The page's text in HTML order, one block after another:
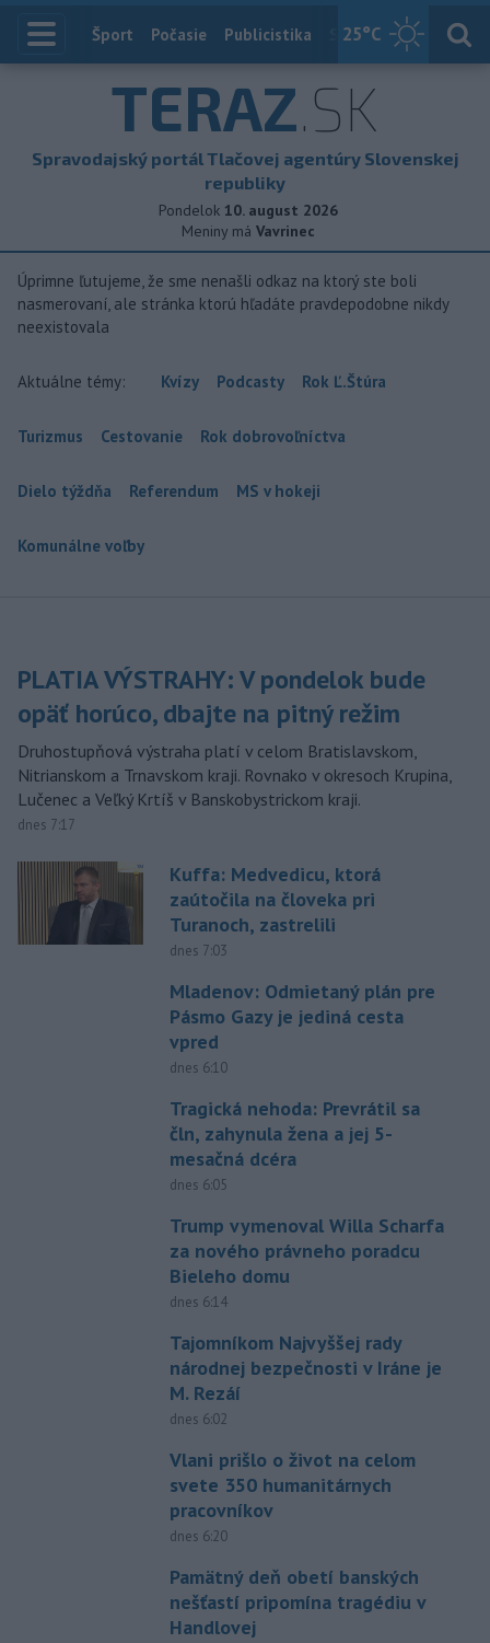
25°C
Index
Šport Počasie Publicistika Slovensko
TERAZ.SK
Spravodajský portál Tlačovej agentúry Slovenskej
republiky
Pondelok 10. august 2026
Meniny má Vavrinec
Úprimne ľutujeme, že sme nenašli odkaz na ktorý ste boli
nasmerovaní, ale stránka ktorú hľadáte pravdepodobne nikdy
neexistovala
Aktuálne témy: Kvízy Podcasty Rok Ľ.Štúra
Turizmus Cestovanie Rok dobrovoľníctva
Dielo týždňa Referendum MS v hokeji
Komunálne voľby
PLATIA VÝSTRAHY: V pondelok bude
opäť horúco, dbajte na pitný režim
Druhostupňová výstraha platí v celom Bratislavskom,
Nitrianskom a Trnavskom kraji. Rovnako v okresoch Krupina,
Lučenec a Veľký Krtíš v Banskobystrickom kraji.
dnes 7:17
Kuffa: Medvedicu, ktorá
zaútočila na človeka pri
Turanoch, zastrelili
dnes 7:03
Mladenov: Odmietaný plán pre
Pásmo Gazy je jediná cesta
vpred
dnes 6:10
Tragická nehoda: Prevrátil sa
čln, zahynula žena a jej 5-
mesačná dcéra
dnes 6:05
Trump vymenoval Willa Scharfa
za nového právneho poradcu
Bieleho domu
dnes 6:14
Tajomníkom Najvyššej rady
národnej bezpečnosti v Iráne je
M. Rezáí
dnes 6:02
Vlani prišlo o život na celom
svete 350 humanitárnych
pracovníkov
dnes 6:20
Pamätný deň obetí banských
nešťastí pripomína tragédiu v
Handlovej